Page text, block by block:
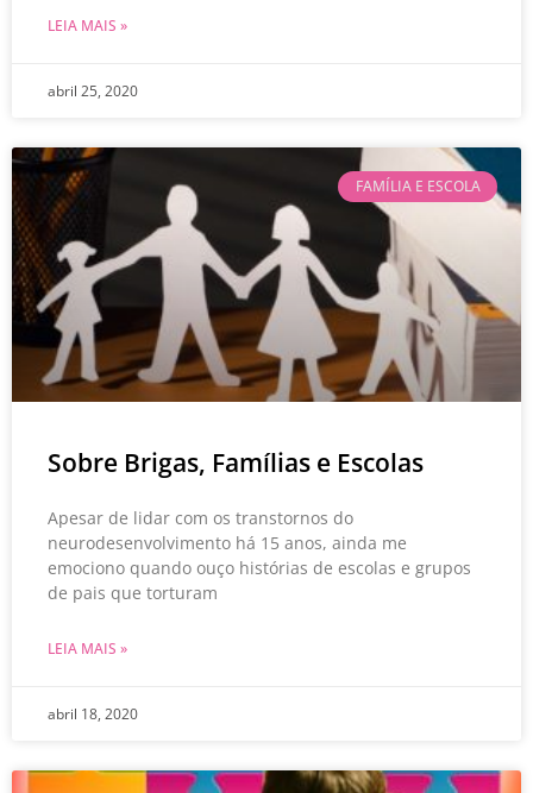
LEIA MAIS »
abril 25, 2020
FAMÍLIA E ESCOLA
Sobre Brigas, Famílias e Escolas
Apesar de lidar com os transtornos do
neurodesenvolvimento há 15 anos, ainda me
emociono quando ouço histórias de escolas e grupos
de pais que torturam
LEIA MAIS »
abril 18, 2020